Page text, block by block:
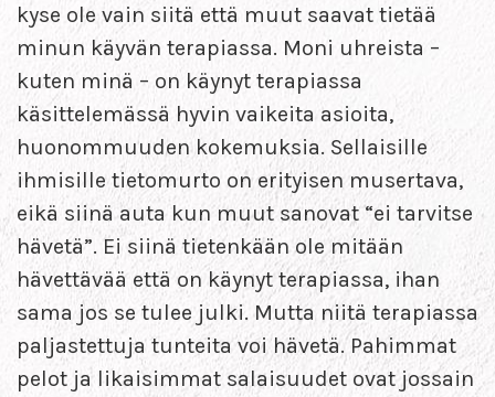
kyse ole vain siitä että muut saavat tietää
minun käyvän terapiassa. Moni uhreista –
kuten minä – on käynyt terapiassa
käsittelemässä hyvin vaikeita asioita,
huonommuuden kokemuksia. Sellaisille
ihmisille tietomurto on erityisen musertava,
eikä siinä auta kun muut sanovat “ei tarvitse
hävetä”. Ei siinä tietenkään ole mitään
hävettävää että on käynyt terapiassa, ihan
sama jos se tulee julki. Mutta niitä terapiassa
paljastettuja tunteita voi hävetä. Pahimmat
pelot ja likaisimmat salaisuudet ovat jossain